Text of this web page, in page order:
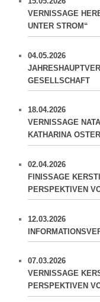
VERNISSAGE
UNTER STROM“
04.05.2026
GESELLSCHAFT
18.04.2026
VERNISSAGE
KATHARINA
02.04.2026
FINISSAGE
PERSPEKTIVEN
12.03.2026
07.03.2026
VERNISSAGE
PERSPEKTIVEN